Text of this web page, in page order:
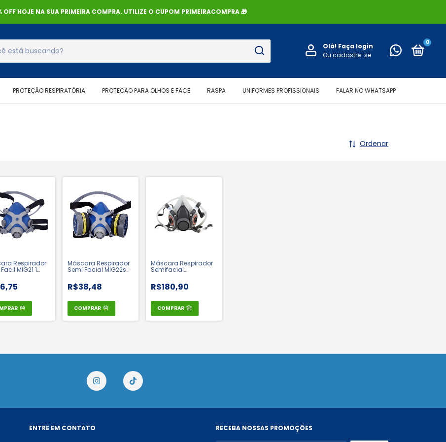
OFF HOJE NA SUA PRIMEIRA COMPRA. UTILIZE O CUPOM PRIMEIRACOMPRA 🎁
Olá! Faça login
Ou cadastre-se
0
PROTEÇÃO RESPIRATÓRIA PROTEÇÃO PARA OLHOS E FACE RASPA UNIFORMES PROFISSIONAIS FALAR NO WHATSAPP
Ordenar
Respirador
MIG21 1
Máscara Respirador
Semi Facial MIG22s
CA 28001
R$38,48
COMPRAR
Máscara Respirador
Semifacial
| CA 4115
R$180,90
COMPRAR
ENTRE EM CONTATO RECEBA NOSSAS PROMOÇÕES